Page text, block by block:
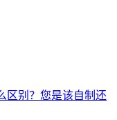
区别？您是该自制还